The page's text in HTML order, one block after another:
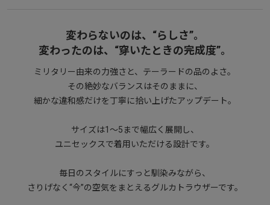
変わらないのは、“らしさ”。
変わったのは、“穿いたときの完成度”。
ミリタリー由来の力強さと、テーラードの品のよさ。
その絶妙なバランスはそのままに、
細かな違和感だけを丁寧に拾い上げたアップデート。
サイズは1〜5まで幅広く展開し、
ユニセックスで着用いただける設計です。
毎日のスタイルにすっと馴染みながら、
さりげなく“今”の空気をまとえるグルカトラウザーです。